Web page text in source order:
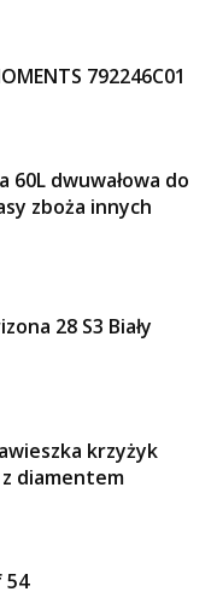
792246C01
60L dwuwałowa do
zboża innych
28 S3 Biały
krzyżyk
z diamentem
54